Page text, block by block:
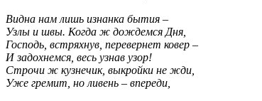
Видна нам лишь изнанка бытия –
Узлы и швы. Когда ж дождемся Дня,
Господь, встряхнув, перевернет ковер –
И задохнемся, весь узнав узор!
Строчи ж кузнечик, выкройки не жди,
Уже гремит, но ливень – впереди,